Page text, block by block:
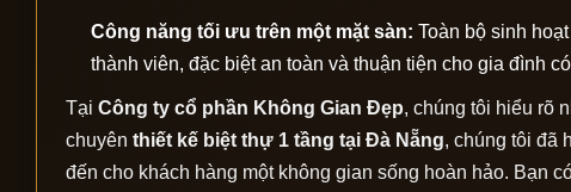
Công năng tối ưu trên một mặt sàn: Toàn bộ sinh
thành viên, đặc biệt an toàn và thuận tiện cho gia đình
Tại Công ty cổ phần Không Gian Đẹp, chúng tôi hiểu rõ
chuyên thiết kế biệt thự 1 tầng tại Đà Nẵng, chúng tôi đã
đến cho khách hàng một không gian sống hoàn hảo. Bạn